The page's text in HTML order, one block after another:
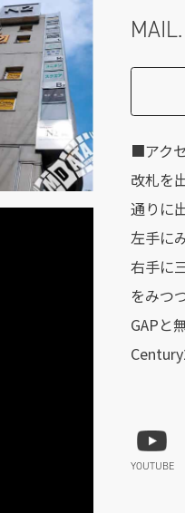
MAIL.
■アク
改札を
通りに
左手に
右手に
をみつ
GAPと
YOUTUBE